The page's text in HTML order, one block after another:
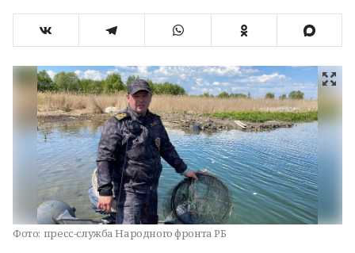
Фото: пресс-служба Народного фронта РБ